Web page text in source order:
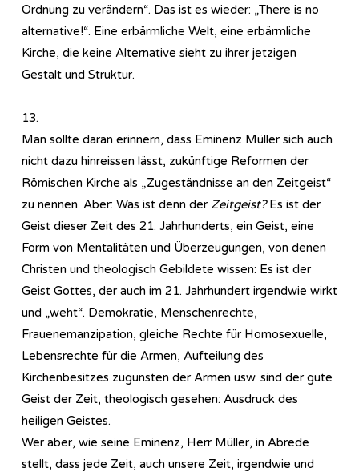
Ordnung zu verändern“. Das ist es wieder: „There is no
alternative!“. Eine erbärmliche Welt, eine erbärmliche
Kirche, die keine Alternative sieht zu ihrer jetzigen
Gestalt und Struktur.
13.
Man sollte daran erinnern, dass Eminenz Müller sich auch
nicht dazu hinreissen lässt, zukünftige Reformen der
Römischen Kirche als „Zugeständnisse an den Zeitgeist“
zu nennen. Aber: Was ist denn der Zeitgeist?Es ist der
Geist dieser Zeit des 21. Jahrhunderts, ein Geist, eine
Form von Mentalitäten und Überzeugungen, von denen
Christen und theologisch Gebildete wissen: Es ist der
Geist Gottes, der auch im 21. Jahrhundert irgendwie wirkt
und „weht“. Demokratie, Menschenrechte,
Frauenemanzipation, gleiche Rechte für Homosexuelle,
Lebensrechte für die Armen, Aufteilung des
Kirchenbesitzes zugunsten der Armen usw. sind der gute
Geist der Zeit, theologisch gesehen: Ausdruck des
heiligen Geistes.
Wer aber, wie seine Eminenz, Herr Müller, in Abrede
stellt, dass jede Zeit, auch unsere Zeit, irgendwie und